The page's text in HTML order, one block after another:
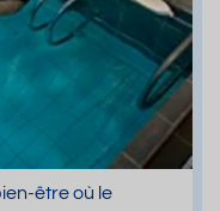
être où le